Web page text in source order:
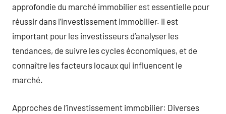
approfondie du marché immobilier est essentielle pour
réussir dans l’investissement immobilier. Il est
important pour les investisseurs d’analyser les
tendances, de suivre les cycles économiques, et de
connaître les facteurs locaux qui influencent le
marché.
Approches de l’investissement immobilier: Diverses